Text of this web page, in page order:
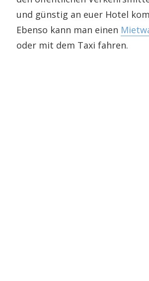
und günstig an euer Hotel
Ebenso kann man einen
oder mit dem Taxi fahren.